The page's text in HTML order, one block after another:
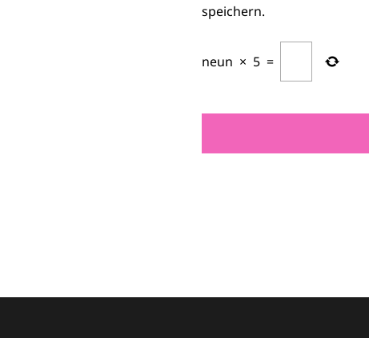
speichern.
neun × 5 =